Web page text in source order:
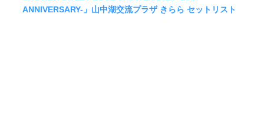
ANNIVERSARY-」山中湖交流プラザ きらら セットリスト